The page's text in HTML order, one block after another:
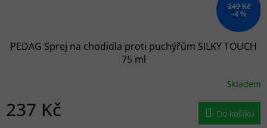
249 Kč
–4 %
PEDAG Sprej na chodidla proti puchýřům SILKY TOUCH
75 ml
Skladem
237 Kč Do košíku